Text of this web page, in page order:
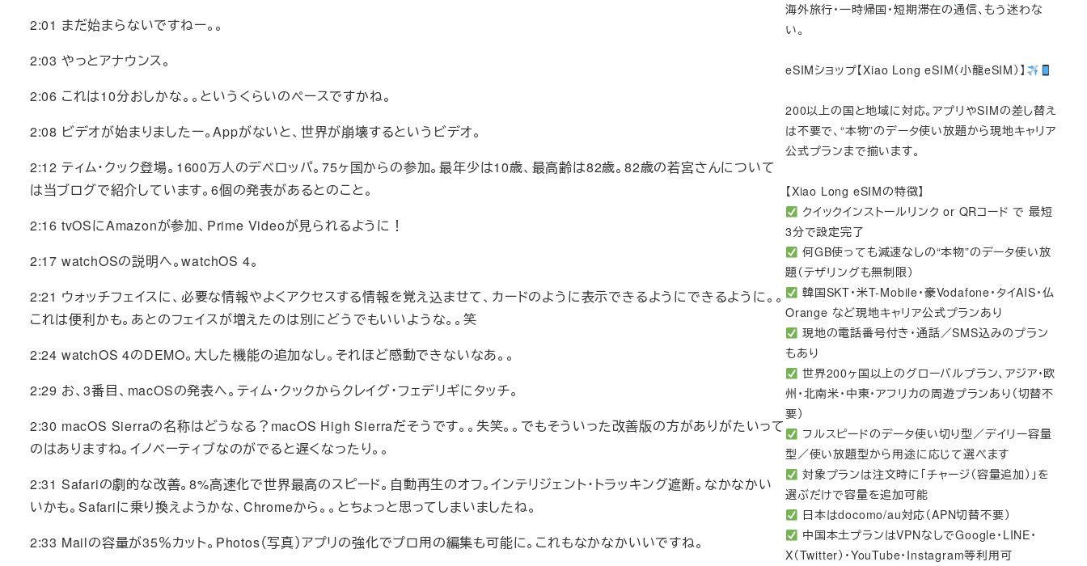
2:01 まだ始まらないですねー。。
2:03 やっとアナウンス。
2:06 これは10分おしかな。。というくらいのペースですかね。
2:08 ビデオが始まりましたー。Appがないと、世界が崩壊するというビデオ。
2:12 ティム・クック登場。1600万人のデベロッパ。75ヶ国からの参加。最年少は10歳、最高齢は82歳。82歳の若宮さんについて
は当ブログで紹介しています。6個の発表があるとのこと。
2:16 tvOSにAmazonが参加、Prime Videoが見られるように！
2:17 watchOSの説明へ。watchOS 4。
2:21 ウォッチフェイスに、必要な情報やよくアクセスする情報を覚え込ませて、カードのように表示できるようにできるように。。
これは便利かも。あとのフェイスが増えたのは別にどうでもいいような。。笑
2:24 watchOS 4のDEMO。大した機能の追加なし。それほど感動できないなあ。。
2:29 お、3番目、macOSの発表へ。ティム・クックからクレイグ・フェデリギにタッチ。
2:30 macOS Sierraの名称はどうなる？macOS High Sierraだそうです。。失笑。。でもそういった改善版の方がありがたいって
のはありますね。イノベーティブなのがでると遅くなったり。。
2:31 Safariの劇的な改善。8%高速化で世界最高のスピード。自動再生のオフ。インテリジェント・トラッキング遮断。なかなかい
いかも。Safariに乗り換えようかな、Chromeから。。とちょっと思ってしまいましたね。
2:33 Mailの容量が35％カット。Photos（写真）アプリの強化でプロ用の編集も可能に。これもなかなかいいですね。
海外旅行・一時帰国・短期滞在の通信、もう迷わな
い。
eSIMショップ【Xiao Long eSIM（小龍eSIM）】
200以上の国と地域に対応。アプリやSIMの差し替え
は不要で、“本物”のデータ使い放題から現地キャリア
公式プランまで揃います。
【Xiao Long eSIMの特徴】
クイックインストールリンク or QRコード で 最短
3分で設定完了
何GB使っても減速なしの“本物”のデータ使い放
題（テザリングも無制限）
韓国SKT・米T-Mobile・豪Vodafone・タイAIS・仏
Orange など現地キャリア公式プランあり
現地の電話番号付き・通話／SMS込みのプラン
もあり
世界200ヶ国以上のグローバルプラン、アジア・欧
州・北南米・中東・アフリカの周遊プランあり（切替不
要）
フルスピードのデータ使い切り型／デイリー容量
型／使い放題型から用途に応じて選べます
対象プランは注文時に「チャージ（容量追加）」を
選ぶだけで容量を追加可能
日本はdocomo/au対応（APN切替不要）
中国本土プランはVPNなしでGoogle・LINE・
X（Twitter）・YouTube・Instagram等利用可